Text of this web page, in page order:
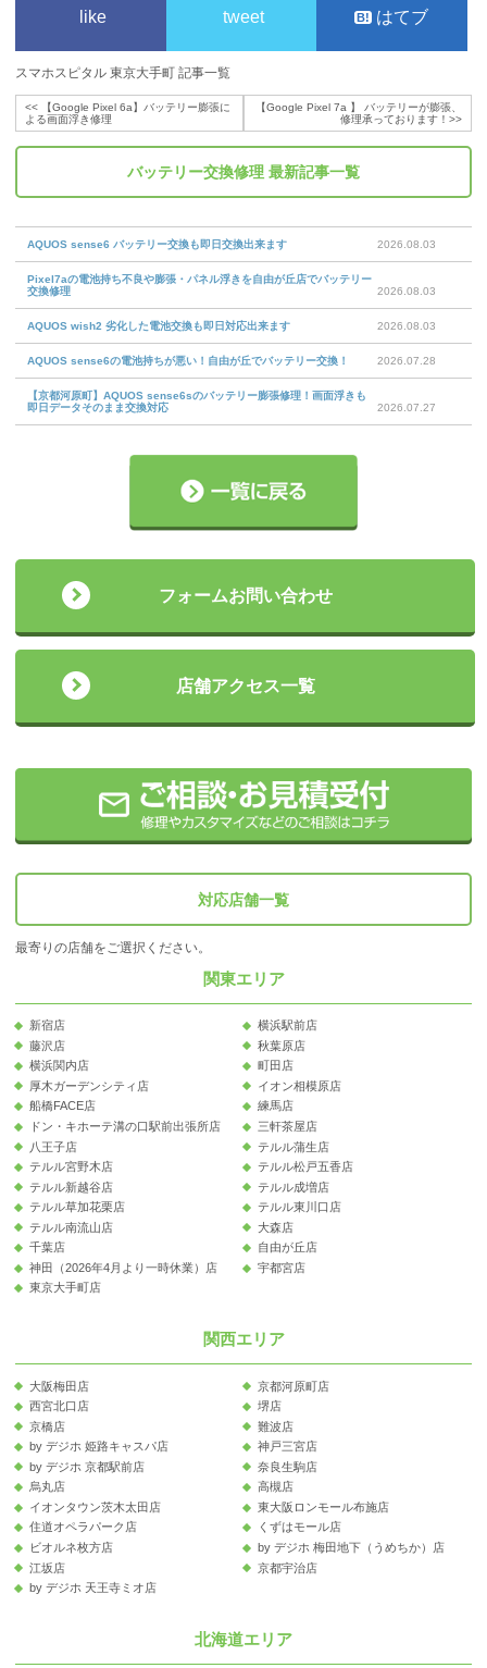
like tweet はてブ
スマホスピタル 東京大手町 記事一覧
<<
【Google Pixel 6a】バッテリー膨張に
よる画面浮き修理
【Google Pixel 7a 】 バッテリーが膨張、
修理承っております！ >>
バッテリー交換修理 最新記事一覧
AQUOS sense6 バッテリー交換も即日交換出来ます 2026.08.03
Pixel7aの電池持ち不良や膨張・パネル浮きを自由が丘店でバッテリー
交換修理
2026.08.03
AQUOS wish2 劣化した電池交換も即日対応出来ます 2026.08.03
AQUOS sense6の電池持ちが悪い！自由が丘でバッテリー交換！ 2026.07.28
【京都河原町】AQUOS sense6sのバッテリー膨張修理！画面浮きも
即日データそのまま交換対応
2026.07.27
フォームお問い合わせ
店舗アクセス一覧
対応店舗一覧
最寄りの店舗をご選択ください。
関東エリア
新宿店
横浜駅前店
藤沢店
秋葉原店
横浜関内店
町田店
厚木ガーデンシティ店
イオン相模原店
船橋FACE店
練馬店
ドン・キホーテ溝の口駅前出張所店
三軒茶屋店
八王子店
テルル蒲生店
テルル宮野木店
テルル松戸五香店
テルル新越谷店
テルル成増店
テルル草加花栗店
テルル東川口店
テルル南流山店
大森店
千葉店
自由が丘店
神田（2026年4月より一時休業）店
宇都宮店
東京大手町店
関西エリア
大阪梅田店
京都河原町店
西宮北口店
堺店
京橋店
難波店
by デジホ 姫路キャスパ店
神戸三宮店
by デジホ 京都駅前店
奈良生駒店
烏丸店
高槻店
イオンタウン茨木太田店
東大阪ロンモール布施店
住道オペラパーク店
くずはモール店
ビオルネ枚方店
by デジホ 梅田地下（うめちか）店
江坂店
京都宇治店
by デジホ 天王寺ミオ店
北海道エリア